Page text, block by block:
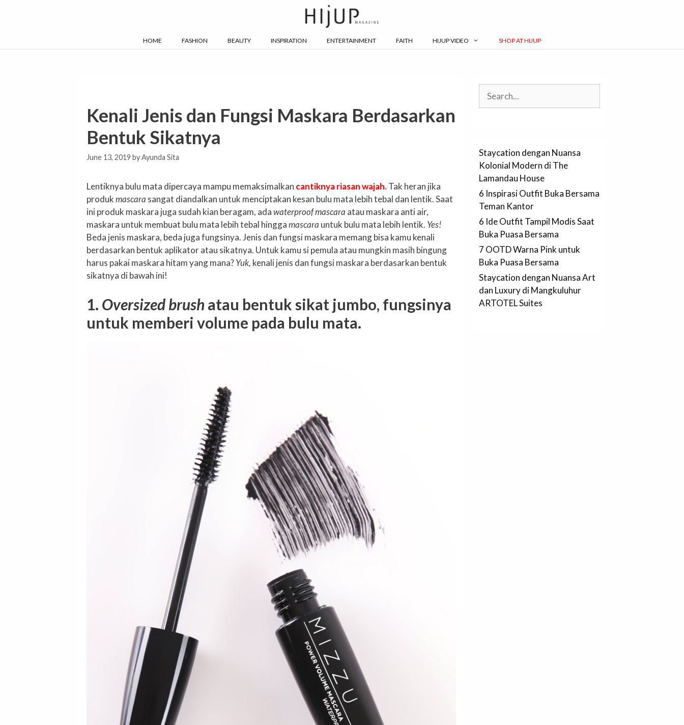
HOME FASHION BEAUTY INSPIRATION ENTERTAINMENT FAITH HIJUP VIDEO SHOP AT HIJUP
Kenali Jenis dan Fungsi Maskara Berdasarkan
Bentuk Sikatnya
June 13, 2019 byAyunda Sita
Lentiknya bulu mata dipercaya mampu memaksimalkan cantiknya riasan wajah.Tak heran jika
produkmascara sangat diandalkan untuk menciptakan kesan bulu mata lebih tebal dan lentik. Saat
ini produk maskara juga sudah kian beragam, adawaterproof mascara atau maskara anti air,
maskara untuk membuat bulu mata lebih tebal hinggamascara untuk bulu mata lebih lentik. Yes!
Beda jenis maskara, beda juga fungsinya. Jenis dan fungsi maskara memang bisa kamu kenali
berdasarkan bentuk aplikator atau sikatnya. Untuk kamu si pemula atau mungkin masih bingung
harus pakai maskara hitam yang mana?Yuk, kenali jenis dan fungsi maskara berdasarkan bentuk
sikatnya di bawah ini!
1. Oversized brush atau bentuk sikat jumbo, fungsinya
untuk memberi volume pada bulu mata.
Staycation dengan Nuansa
Kolonial Modern di The
Lamandau House
6 Inspirasi Outfit Buka Bersama
Teman Kantor
6 Ide Outfit Tampil Modis Saat
Buka Puasa Bersama
7 OOTD Warna Pink untuk
Buka Puasa Bersama
Staycation dengan Nuansa Art
dan Luxury di Mangkuluhur
ARTOTEL Suites